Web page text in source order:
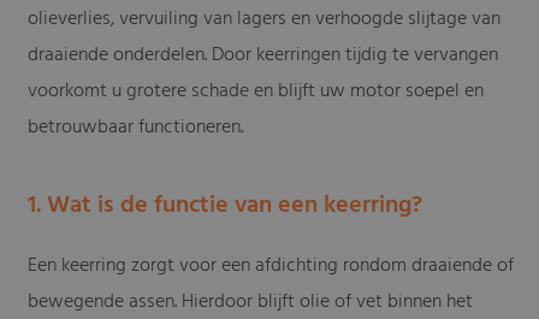
olieverlies, vervuiling van lagers en verhoogde slijtage van
draaiende onderdelen. Door keerringen tijdig te vervangen
voorkomt u grotere schade en blijft uw motor soepel en
betrouwbaar functioneren.
1. Wat is de functie van een keerring?
Een keerring zorgt voor een afdichting rondom draaiende of
bewegende assen. Hierdoor blijft olie of vet binnen het